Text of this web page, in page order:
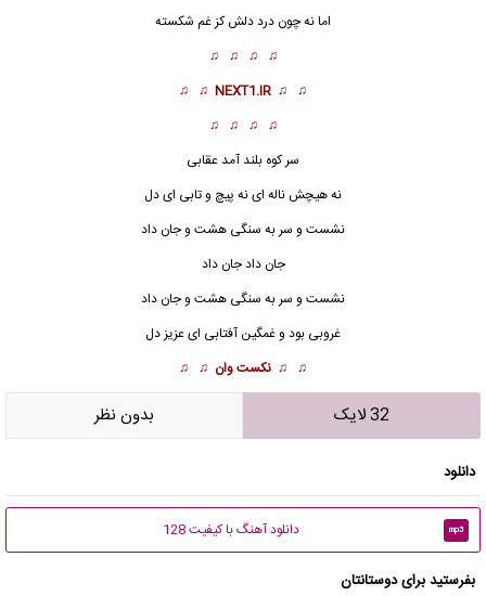
اما نه چون درد دلش کز غم شکسته
♫ ♫ ♫ ♫
♫ ♫
NEXT1.IR
♫ ♫
♫ ♫ ♫ ♫
سر کوه بلند آمد عقابی
نه هیچش ناله ای نه پیچ و تابی ای دل
نشست و سر به سنگی هشت و جان داد
جان داد جان داد
نشست و سر به سنگی هشت و جان داد
غروبی بود و غمگین آفتابی ای عزیز دل
♫ ♫ نکست وان ♫ ♫
32 لایک بدون نظر
دانلود
mp3 دانلود آهنگ با کیفیت 128
بفرستید برای دوستانتان